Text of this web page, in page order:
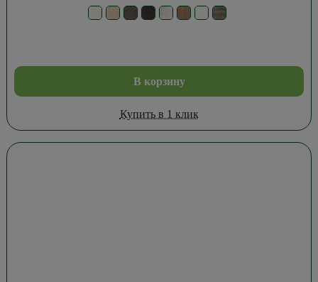
В корзину
Купить в 1 клик